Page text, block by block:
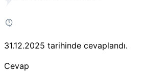
31.12.2025 tarihinde cevaplandı.
Cevap